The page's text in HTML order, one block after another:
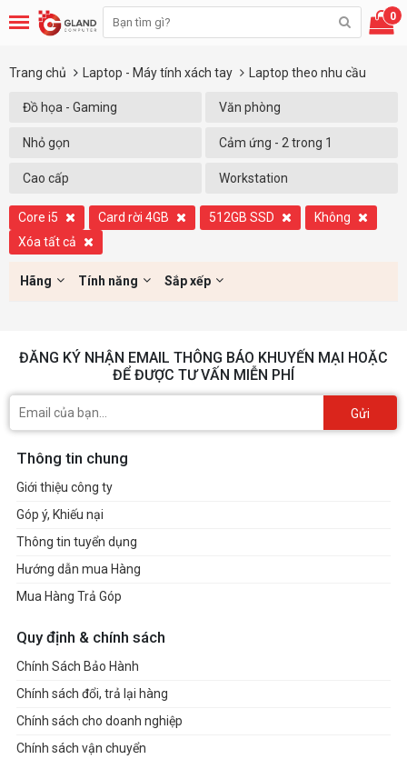
0
Trang chủ Laptop - Máy tính xách tay Laptop theo nhu cầu
Đồ họa - Gaming Văn phòng
Nhỏ gọn Cảm ứng - 2 trong 1
Cao cấp Workstation
Core i5 Card rời 4GB 512GB SSD
Không
Xóa tất cả
Hãng Tính năng Sắp xếp
ĐĂNG KÝ NHẬN EMAIL THÔNG BÁO KHUYẾN MẠI HOẶC
ĐỂ ĐƯỢC TƯ VẤN MIỄN PHÍ
Gửi
Thông tin chung
Giới thiệu công ty
Góp ý, Khiếu nại
Thông tin tuyển dụng
Hướng dẫn mua Hàng
Mua Hàng Trả Góp
Quy định & chính sách
Chính Sách Bảo Hành
Chính sách đổi, trả lại hàng
Chính sách cho doanh nghiệp
Chính sách vận chuyển